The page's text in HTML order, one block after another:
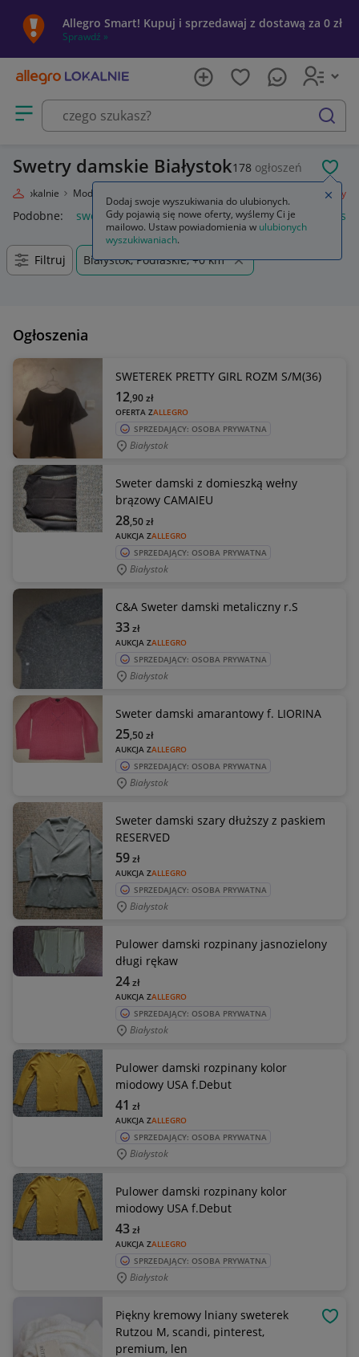
Allegro Smart! Kupuj i sprzedawaj z dostawą za 0 zł
Sprawdź »
Otwórz menu z kategoriami
szukaj
Swetry damskie Białystok178 ogłoszeń
Lokalnie Moda Swetry
Podobne: swetry damskie swetry rozpinane swetry
Filtruj Białystok, Podlaskie, +0 km
Ogłoszenia
SWETEREK PRETTY GIRL ROZM S/M(36)
OFERTA ZALLEGRO
12,90zł
SPRZEDAJĄCY: OSOBA PRYWATNA
Białystok
Sweter damski z domieszką wełny
brązowy CAMAIEU
AUKCJA ZALLEGRO
28,50zł
SPRZEDAJĄCY: OSOBA PRYWATNA
Białystok
C&A Sweter damski metaliczny r.S
AUKCJA ZALLEGRO
33zł
SPRZEDAJĄCY: OSOBA PRYWATNA
Białystok
Sweter damski amarantowy f. LIORINA
AUKCJA ZALLEGRO
25,50zł
SPRZEDAJĄCY: OSOBA PRYWATNA
Białystok
Sweter damski szary dłuższy z paskiem
RESERVED
AUKCJA ZALLEGRO
59zł
SPRZEDAJĄCY: OSOBA PRYWATNA
Białystok
Pulower damski rozpinany jasnozielony
długi rękaw
AUKCJA ZALLEGRO
24zł
SPRZEDAJĄCY: OSOBA PRYWATNA
Białystok
Pulower damski rozpinany kolor
miodowy USA f.Debut
AUKCJA ZALLEGRO
41 zł
SPRZEDAJĄCY: OSOBA PRYWATNA
Białystok
Pulower damski rozpinany kolor
miodowy USA f.Debut
AUKCJA ZALLEGRO
43zł
SPRZEDAJĄCY: OSOBA PRYWATNA
Białystok
Piękny kremowy lniany sweterek
Rutzou M, scandi, pinterest,
premium, len
Dodaj swoje wyszukiwania do ulubionych.
Gdy pojawią się nowe oferty, wyślemy Ci je
mailowo. Ustaw powiadomienia w ulubionych
wyszukiwaniach.